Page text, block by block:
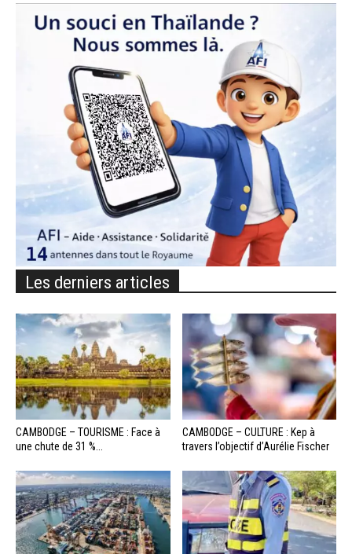
Les derniers articles
CAMBODGE – TOURISME : Face à
une chute de 31 %...
CAMBODGE – CULTURE : Kep à
travers l’objectif d’Aurélie Fischer